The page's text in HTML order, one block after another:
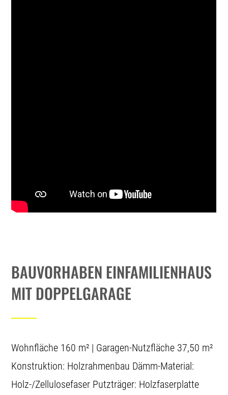
BAUVORHABEN EINFAMILIENHAUS
MIT DOPPELGARAGE
Wohnfläche 160 m² | Garagen-Nutzfläche 37,50 m²
Konstruktion: Holzrahmenbau Dämm-Material:
Holz-/Zellulosefaser Putzträger: Holzfaserplatte